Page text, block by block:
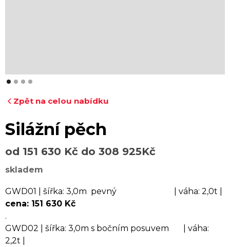
Zpět na celou nabídku
Silážní pěch
od 151 630 Kč do 308 925Kč
skladem
GWD01 | šířka: 3,0m pevný | váha: 2,0t |
cena: 151 630 Kč
.
GWD02 | šířka: 3,0m s bočním posuvem | váha:
2,2t |